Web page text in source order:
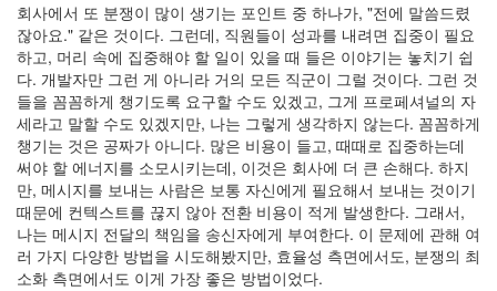
회사에서 또 분쟁이 많이 생기는 포인트 중 하나가, "전에 말씀드렸
잖아요." 같은 것이다. 그런데, 직원들이 성과를 내려면 집중이 필요
하고, 머리 속에 집중해야 할 일이 있을 때 들은 이야기는 놓치기 쉽
다. 개발자만 그런 게 아니라 거의 모든 직군이 그럴 것이다. 그런 것
들을 꼼꼼하게 챙기도록 요구할 수도 있겠고, 그게 프로페셔널의 자
세라고 말할 수도 있겠지만, 나는 그렇게 생각하지 않는다. 꼼꼼하게
챙기는 것은 공짜가 아니다. 많은 비용이 들고, 때때로 집중하는데
써야 할 에너지를 소모시키는데, 이것은 회사에 더 큰 손해다. 하지
만, 메시지를 보내는 사람은 보통 자신에게 필요해서 보내는 것이기
때문에 컨텍스트를 끊지 않아 전환 비용이 적게 발생한다. 그래서,
나는 메시지 전달의 책임을 송신자에게 부여한다. 이 문제에 관해 여
러 가지 다양한 방법을 시도해봤지만, 효율성 측면에서도, 분쟁의 최
소화 측면에서도 이게 가장 좋은 방법이었다.